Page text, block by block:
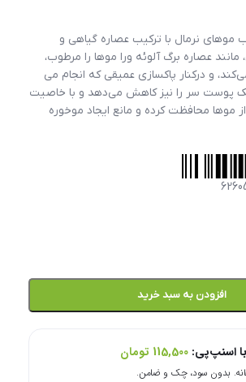
نرمال با ترکیب عصاره گیاهی و
عصاره برگ آلوئه ورا موها را مرطوب،
و درکنار پاکسازی عمیقی که انجام می
پوست سر را نیز کاهش می‌دهد و با خاصیت
موها محافظت کرده و مانع ایجاد موخوره
افزودن به سبد خرید
اسنپ‌پی: 115,500 تومان